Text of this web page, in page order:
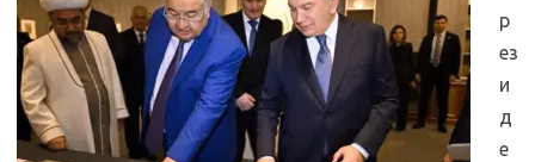
р
ез
и
д
е